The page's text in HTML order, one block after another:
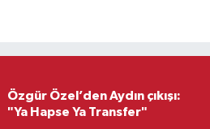
Özgür Özel’den Aydın çıkışı:
"Ya Hapse Ya Transfer"